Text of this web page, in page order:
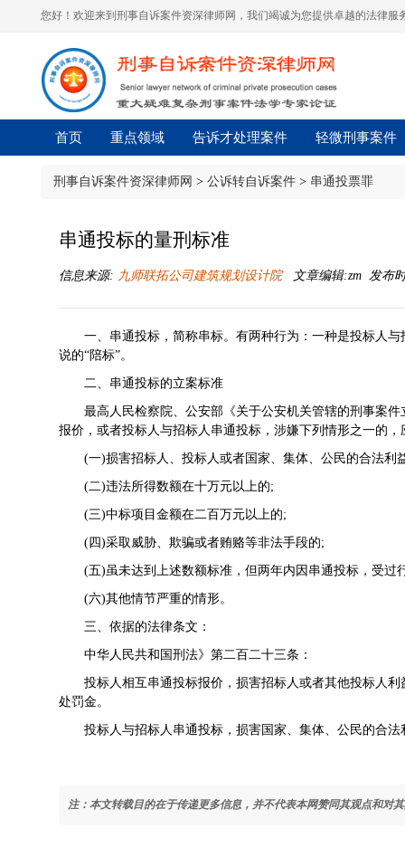
您好！欢迎来到刑事自诉案件资深律师网，我们竭诚为您提供卓越的法律服
首页 重点领域 告诉才处理案件 轻微刑事案件
刑事自诉案件资深律师网 > 公诉转自诉案件 > 串通投票罪
串通投标的量刑标准
信息来源: 九师联拓公司建筑规划设计院 文章编辑:zm 发布
一、串通投标，简称串标。有两种行为：一种是投标人
说的“陪标”。
二、串通投标的立案标准
最高人民检察院、公安部《关于公安机关管辖的刑事案件
报价，或者投标人与招标人串通投标，涉嫌下列情形之一的，
(一)损害招标人、投标人或者国家、集体、公民的合法利
(二)违法所得数额在十万元以上的;
(三)中标项目金额在二百万元以上的;
(四)采取威胁、欺骗或者贿赂等非法手段的;
(五)虽未达到上述数额标准，但两年内因串通投标，受过
(六)其他情节严重的情形。
三、依据的法律条文：
中华人民共和国刑法》第二百二十三条：
投标人相互串通投标报价，损害招标人或者其他投标人利
处罚金。
投标人与招标人串通投标，损害国家、集体、公民的合法
注：本文转载目的在于传递更多信息，并不代表本网赞同其观点和对